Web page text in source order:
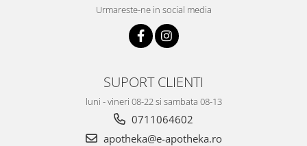
Urmareste-ne in social media
SUPORT CLIENTI
luni - vineri 08-22 si sambata 08-13
0711064602
apotheka@e-apotheka.ro